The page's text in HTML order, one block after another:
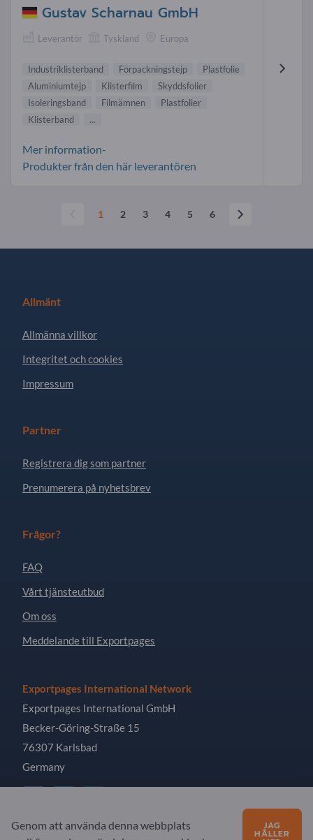
Gustav Scharnau GmbH
Leverantör Tyskland Europa
Industriklisterband Förpackningstejp
Plastfolie
Aluminiumtejp
Klisterfilm
Skyddsfolier
Isoleringsband
Filmämnen
Plastfolier
Klisterband
...
Mer information-
Produkter från den här leverantören
1 2 3 4 5 6
Allmänt
Allmänna villkor
Integritet och cookies
Impressum
Partner
Registrera dig som partner
Prenumerera på nyhetsbrev
Frågor?
FAQ
Vårt tjänsteutbud
Om oss
Meddelande till Exportpages
Exportpages International Network
Exportpages International GmbH
Becker-Göring-Straße 15
76307 Karlsbad
Germany
Genom att använda denna webbplats
JAG
HÅLLER